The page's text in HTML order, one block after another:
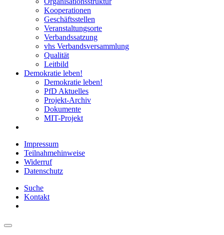
Kooperationen
Geschäftsstellen
Veranstaltungsorte
Verbandssatzung
vhs Verbandsversammlung
Qualität
Leitbild
Demokratie leben!
Demokratie leben!
PfD Aktuelles
Projekt-Archiv
Dokumente
MIT-Projekt
Impressum
Teilnahmehinweise
Widerruf
Datenschutz
Suche
Kontakt